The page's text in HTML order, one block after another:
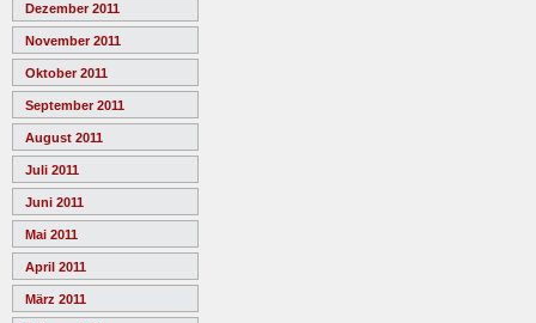
Dezember 2011
November 2011
Oktober 2011
September 2011
August 2011
Juli 2011
Juni 2011
Mai 2011
April 2011
März 2011